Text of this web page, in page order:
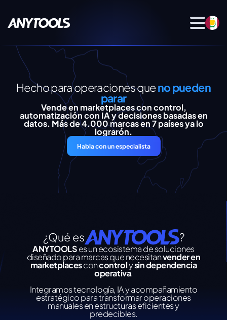
Hecho para operaciones queno pueden
parar
Vende en marketplaces con control,
automatización con IA y decisiones basadas en
datos. Más de 4.000 marcas en 7 países ya lo
lograrón.
Habla con un especialista
¿Qué es ?
ANYTOOLSes un ecosistema de soluciones
diseñado para marcas que necesitanvender en
marketplacesconcontrolysin dependencia
operativa.
Integramos tecnología, IA y acompañamiento
estratégico para transformar operaciones
manuales en estructuras eficientes y
predecibles.